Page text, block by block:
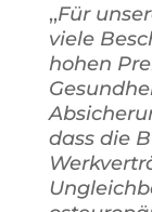
,,Für
viele
hohen
dass die